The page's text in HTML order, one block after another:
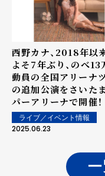
西野カナ、2018年以
よそ7年ぶり、のべ13
動員の全国アリーナ
の追加公演をさいた
パーアリーナで開催！
ライブ／イベント情報
2025.06.23
一